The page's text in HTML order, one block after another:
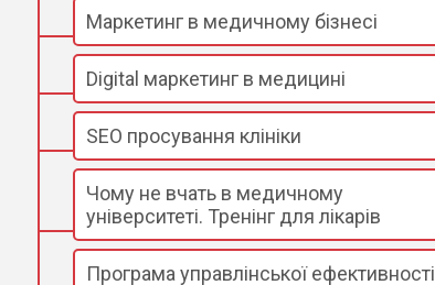
Маркетинг в медичному бізнесі
Digital маркетинг в медицині
SEO просування клініки
Чому не вчать в медичному
університеті. Тренінг для лікарів
Програма управлінської ефективності